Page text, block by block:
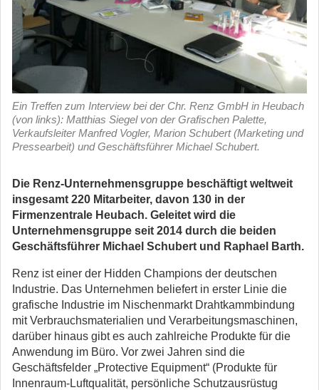
Ein Treffen zum Interview bei der Chr. Renz GmbH in Heubach
(von links): Matthias Siegel von der Grafischen Palette,
Verkaufsleiter Manfred Vogler, Marion Schubert (Marketing und
Pressearbeit) und Geschäftsführer Michael Schubert.
Die Renz-Unternehmensgruppe beschäftigt weltweit
insgesamt 220 Mitarbeiter, davon 130 in der
Firmenzentrale Heubach. Geleitet wird die
Unternehmensgruppe seit 2014 durch die beiden
Geschäftsführer Michael Schubert und Raphael Barth.
Renz ist einer der Hidden Champions der deutschen
Industrie. Das Unternehmen beliefert in erster Linie die
grafische Industrie im Nischenmarkt Drahtkammbindung
mit Verbrauchsmaterialien und Verarbeitungsmaschinen,
darüber hinaus gibt es auch zahlreiche Produkte für die
Anwendung im Büro. Vor zwei Jahren sind die
Geschäftsfelder „Protective Equipment“ (Produkte für
Innenraum-Luftqualität, persönliche Schutzausrüstug